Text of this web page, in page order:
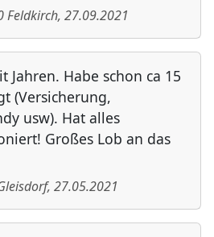
Feldkirch, 27.09.2021
Jahren. Habe schon ca 15
(Versicherung,
usw). Hat alles
Großes Lob an das
, 27.05.2021